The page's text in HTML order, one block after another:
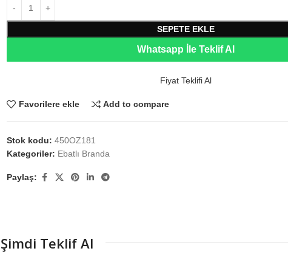
SEPETE EKLE
Whatsapp İle Teklif Al
Fiyat Teklifi Al
Favorilere ekle Add to compare
Stok kodu: 450OZ181
Kategoriler: Ebatlı Branda
Paylaş:
Şimdi Teklif Al